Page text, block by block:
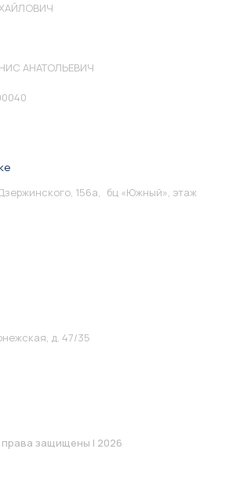
АНАТОЛЬЕВИЧ
156а, бц «Южный», этаж
д. 47/35
защищены | 2026